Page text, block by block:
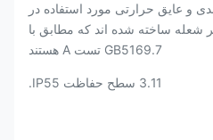
بندی و عایق حرارتی مورد استفاده در
شعله ساخته شده اند که مطابق با
GB5169.7 تست A هستند
3.11 سطح حفاظت IP55.